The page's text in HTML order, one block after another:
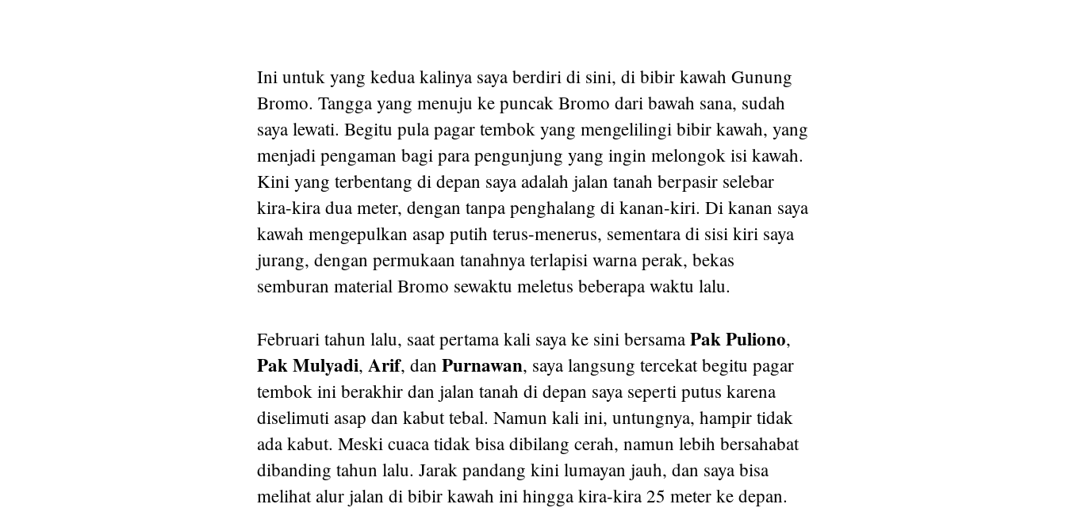
Ini untuk yang kedua kalinya saya berdiri di sini, di bibir kawah Gunung
Bromo. Tangga yang menuju ke puncak Bromo dari bawah sana, sudah
saya lewati. Begitu pula pagar tembok yang mengelilingi bibir kawah, yang
menjadi pengaman bagi para pengunjung yang ingin melongok isi kawah.
Kini yang terbentang di depan saya adalah jalan tanah berpasir selebar
kira-kira dua meter, dengan tanpa penghalang di kanan-kiri. Di kanan saya
kawah mengepulkan asap putih terus-menerus, sementara di sisi kiri saya
jurang, dengan permukaan tanahnya terlapisi warna perak, bekas
semburan material Bromo sewaktu meletus beberapa waktu lalu.
Februari tahun lalu, saat pertama kali saya ke sini bersamaPak Puliono,
Pak Mulyadi, Arif, dan Purnawan, saya langsung tercekat begitu pagar
tembok ini berakhir dan jalan tanah di depan saya seperti putus karena
diselimuti asap dan kabut tebal. Namun kali ini, untungnya, hampir tidak
ada kabut. Meski cuaca tidak bisa dibilang cerah, namun lebih bersahabat
dibanding tahun lalu. Jarak pandang kini lumayan jauh, dan saya bisa
melihat alur jalan di bibir kawah ini hingga kira-kira 25 meter ke depan.